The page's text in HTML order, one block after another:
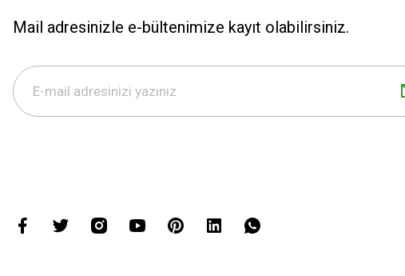
Mail adresinizle e-bültenimize kayıt olabilirsiniz.